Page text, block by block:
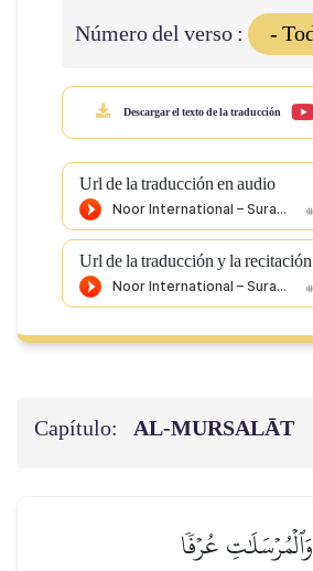
Número del verso :
Descargar el texto de la traducción
Url de la traducción en audio
Url de la traducción y la recitación
Capítulo: AL‑MURSALĀT
وَٱلۡمُرۡسَلَٰتِ عُرۡفٗا